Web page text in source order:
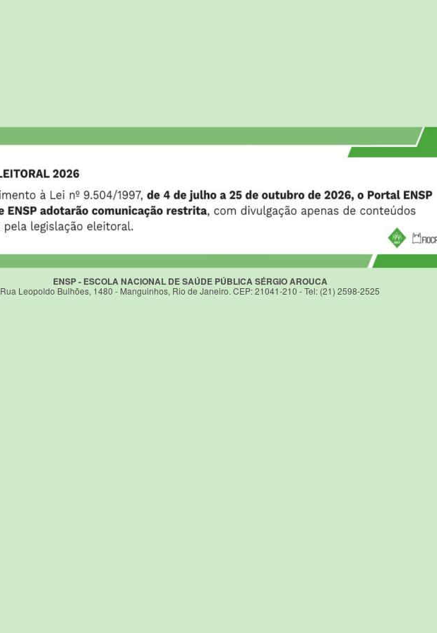
ENSP - ESCOLA NACIONAL DE SAÚDE PÚBLICA SÉRGIO AROUCA
Rua Leopoldo Bulhões, 1480 - Manguinhos, Rio de Janeiro. CEP: 21041-210 - Tel: (21) 2598-2525